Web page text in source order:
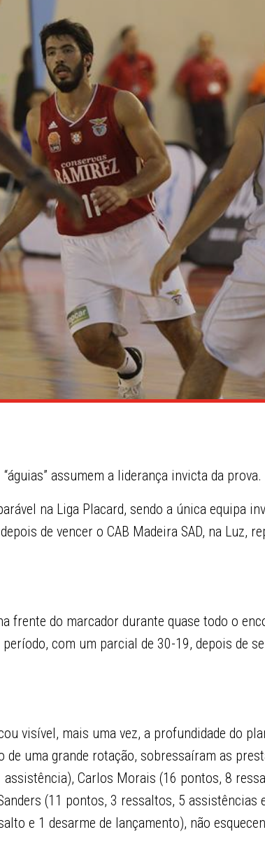
assumem a liderança invicta da prova.
na Liga Placard, sendo a única equipa
de vencer o CAB Madeira SAD, na Luz,
frente do marcador durante quase todo o
com um parcial de 30-19, depois de
visível, mais uma vez, a profundidade do
de uma grande rotação, sobressaíram as
Carlos Morais (16 pontos, 8
(11 pontos, 3 ressaltos, 5 assistências
e 1 desarme de lançamento), não